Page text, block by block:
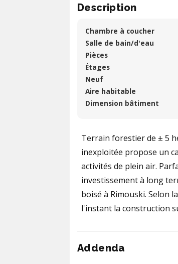
Description
Chambre à coucher
Salle de bain/d'eau
Pièces
Étages
Neuf
Aire habitable
Dimension bâtiment
Terrain forestier de ± 5
inexploitée propose un
activités de plein air.
investissement à long
boisé à Rimouski. Selon
l'instant la construction
Addenda